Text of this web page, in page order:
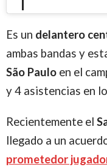
Es un delantero
ambas bandas y
São Paulo en el
y 4 asistencias en
Recientemente el
llegado a un
prometedor